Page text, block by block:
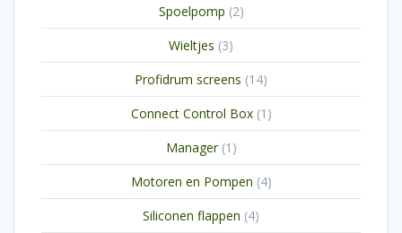
Spoelpomp 22
producten
Wieltjes 33
producten
Profidrum screens 1414
producten
Connect Control Box 1 1
product
Manager 1 1
product
Motoren en Pompen 44
producten
Siliconen flappen 44